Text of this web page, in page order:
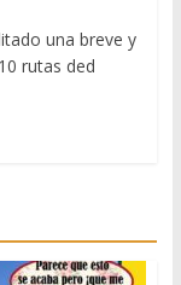
una breve y
rutas ded